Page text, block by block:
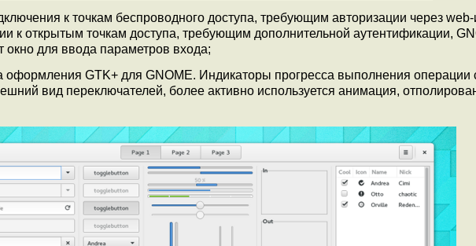
к точкам беспроводного доступа, требующим авторизации через
к открытым точкам доступа, требующим дополнительной аутентификации,
окно для ввода параметров входа;
оформления GTK+ для GNOME. Индикаторы прогресса выполнения операции
вид переключателей, более активно используется анимация,